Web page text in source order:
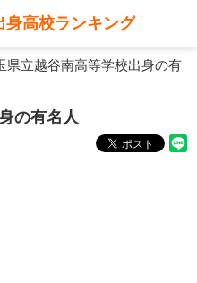
身高校ランキング
県立越谷南高等学校出身の有
の有名人